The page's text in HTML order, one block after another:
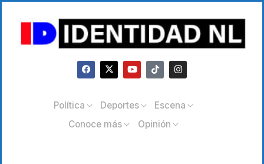
Política Deportes
Escena
Conoce más
Opinión